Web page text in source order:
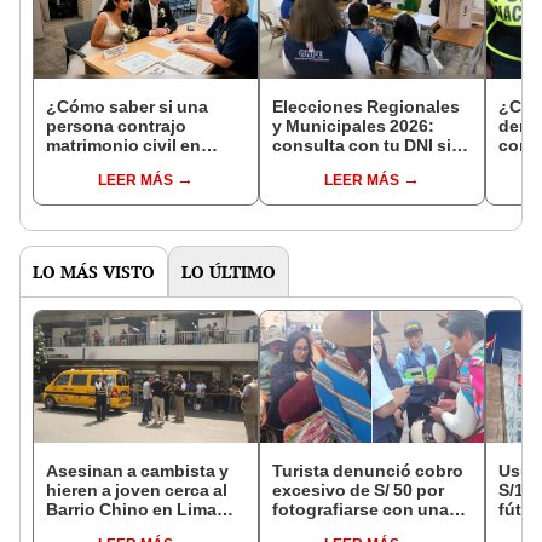
¿Cómo saber si una
persona contrajo
matrimonio civil en
LEER MÁS
Elecciones Regionales
y Municipales 2026:
consulta con tu DNI si
de mesa para este 4 de
octubre en el link oficial
LEER MÁS
con
LO MÁS VISTO LO ÚLTIMO
Asesinan a cambista y
hieren a joven cerca al
Barrio Chino en Lima
Turista denunció cobro
excesivo de S/ 50 por
fotografiarse con una
S/